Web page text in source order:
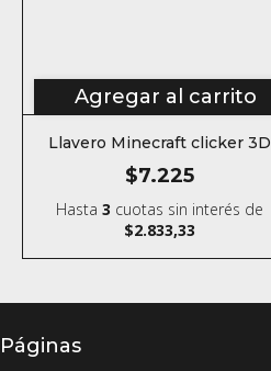
Agregar al carrito
Llavero Minecraft clicker 3D
$7.225
Hasta3 cuotas sin interés de
$2.833,33
Páginas